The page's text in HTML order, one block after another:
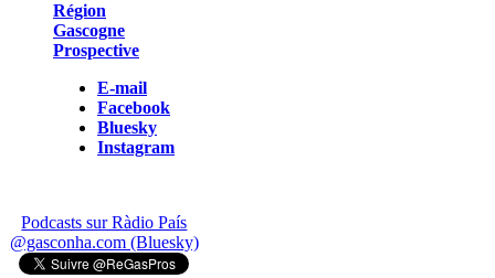
Région
Gascogne
Prospective
E-mail
Facebook
Bluesky
Instagram
Podcasts sur Ràdio País
@gasconha.com (Bluesky)